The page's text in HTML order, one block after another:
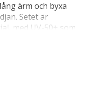
ärm och byxa
Setet är
med UV-50+ som
och UVB-strålar. En
set skyddar du
sköljmedel